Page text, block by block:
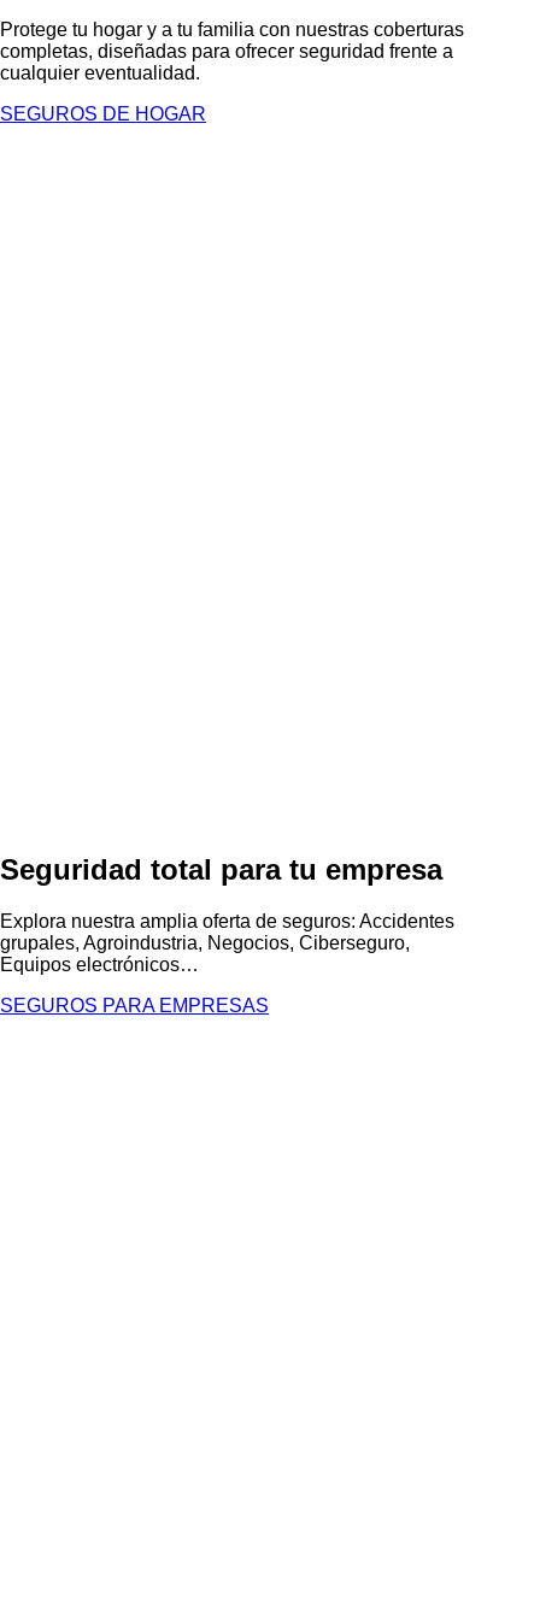
Protege tu hogar y a tu familia con nuestras coberturas
completas, diseñadas para ofrecer seguridad frente a
cualquier eventualidad.
SEGUROS DE HOGAR
Seguridad total para tu empresa
Explora nuestra amplia oferta de seguros: Accidentes
grupales, Agroindustria, Negocios, Ciberseguro,
Equipos electrónicos…
SEGUROS PARA EMPRESAS